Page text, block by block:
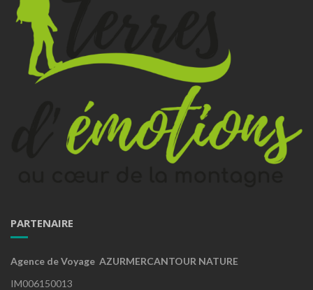
PARTENAIRE
Agence de Voyage AZURMERCANTOUR NATURE
IM006150013